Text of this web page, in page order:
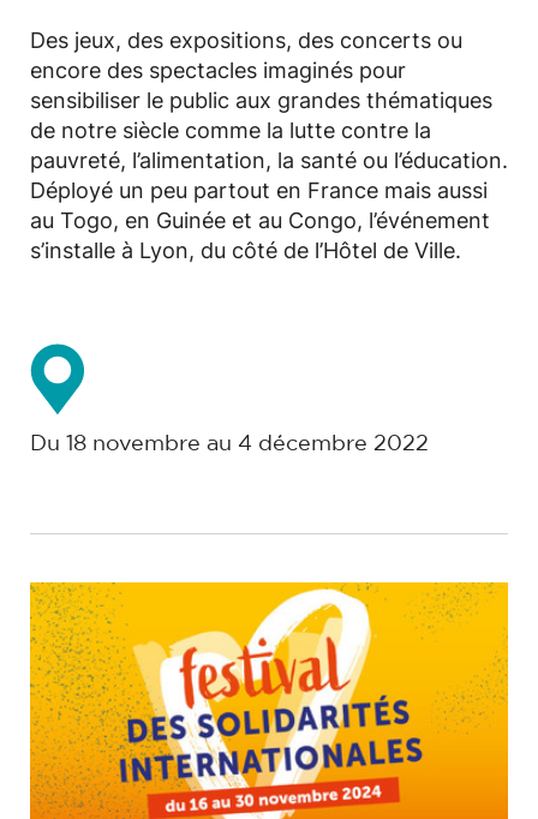
Des jeux, des expositions, des concerts ou
encore des spectacles imaginés pour
sensibiliser le public aux grandes thématiques
de notre siècle comme la lutte contre la
pauvreté, l’alimentation, la santé ou l’éducation.
Déployé un peu partout en France mais aussi
au Togo, en Guinée et au Congo, l’événement
s’installe à Lyon, du côté de l’Hôtel de Ville.
Du 18 novembre au 4 décembre 2022